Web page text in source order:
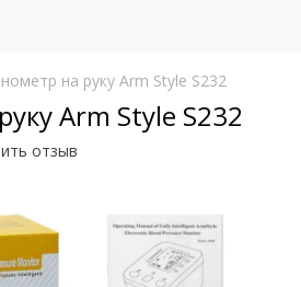
на руку Arm Style S232
Arm Style S232
отзыв